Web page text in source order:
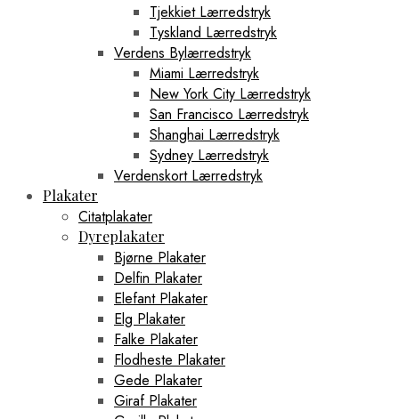
Tjekkiet Lærredstryk
Tyskland Lærredstryk
Verdens Bylærredstryk
Miami Lærredstryk
New York City Lærredstryk
San Francisco Lærredstryk
Shanghai Lærredstryk
Sydney Lærredstryk
Verdenskort Lærredstryk
Plakater
Citatplakater
Dyreplakater
Bjørne Plakater
Delfin Plakater
Elefant Plakater
Elg Plakater
Falke Plakater
Flodheste Plakater
Gede Plakater
Giraf Plakater